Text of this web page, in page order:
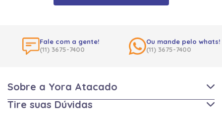
Fale com a gente!
(11) 3675-7400
Ou mande pelo whats!
(11) 3675-7400
Sobre a Yora Atacado
Tire suas Dúvidas